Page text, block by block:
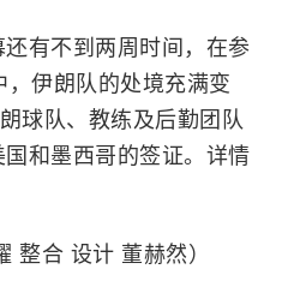
有不到两周时间，在参
伊朗队的处境充满变
球队、教练及后勤团队
和墨西哥的签证。详情
整合 设计 董赫然）